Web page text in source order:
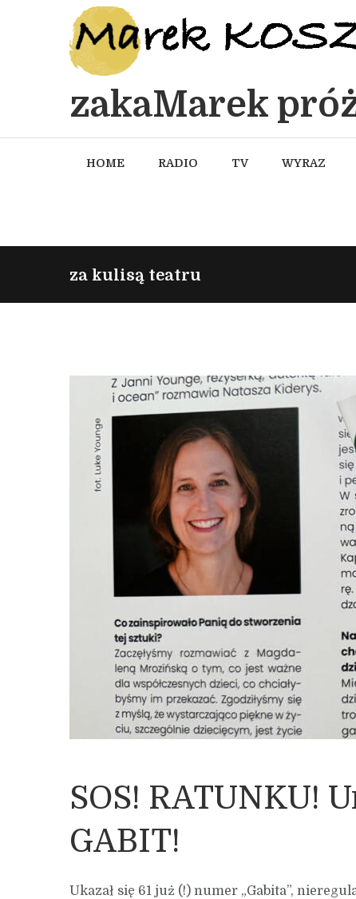
zakaMarek
HOME RADIO TV WYRAZ
za kulisą teatru
SOS! RATUNKU!
GABIT!
Ukazał się 61 już (!) numer „Gabita”,